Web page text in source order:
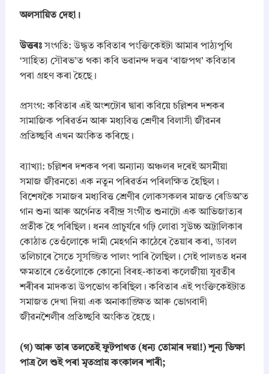
অলসায়িত দেহা।
উত্তৰঃসংগতি: উদ্ধৃত কবিতাৰ পংক্তিকেইটা আমাৰ পাঠ্যপুথি
‘সাহিত্য সৌৰভ’ত থকা কবি ভৱানন্দ দত্তৰ ‘ৰাজপথ’ কবিতাৰ
পৰা গ্ৰহণ কৰা হৈছে।
​প্ৰসংগ: কবিতাৰ এই অংশটোৰ দ্বাৰা কবিয়ে চল্লিশৰ দশকৰ
সামাজিক পৰিৱৰ্তন আৰু মধ্যবিত্ত শ্ৰেণীৰ বিলাসী জীৱনৰ
প্ৰতিচ্ছবি এখন অংকিত কৰিছে।
​ব্যাখ্যা: চল্লিশৰ দশকৰ পৰা অন্যান্য অঞ্চলৰ দৰেই অসমীয়া
সমাজ জীৱনতো এক নতুন পৰিৱৰ্তন পৰিলক্ষিত হৈছিল।
বিশেষকৈ সমাজৰ মধ্যবিত্ত শ্ৰেণীৰ লোকসকলৰ মাজত ৰেডিঅ’ত
গান শুনা আৰু অৰ্গেনত ৰবীন্দ্ৰ সংগীত শুনাটো এক আভিজাত্যৰ
প্ৰতীক হৈ পৰিছিল। ধনৰ প্ৰাচুৰ্যৰে গঢ়ি লোৱা সুউচ্চ অট্টালিকাৰ
কোঠাত তেওঁলোকে দামী মেহগনি কাঠেৰে তৈয়াৰ কৰা, ডাবল
তলিচাৰে সৈতে সুসজ্জিত পালং পাৰি লৈছিল। সেই পালঙত ধনৰ
ক্ষমতাৰে তেওঁলোকে কোনো বিৰহ-কাতৰা কলেজীয়া যুৱতীৰ
শৰীৰৰ মাদকতা উপভোগ কৰিছিল। কবিতাৰ এই পংক্তিকেইটাত
সমাজত দেখা দিয়া এক অনাকাঙ্ক্ষিত আৰু ভোগবাদী
জীৱনশৈলীৰ প্ৰতিচ্ছবি অংকিত হৈছে।
(গ) আৰু তাৰ তলতেই ফুটপাথত (ধন্য তোমাৰ দয়া!) শূন্য ভিক্ষা
পাত্র লৈ শুই পৰা মৃতপ্রায় কংকালৰ শাৰী;